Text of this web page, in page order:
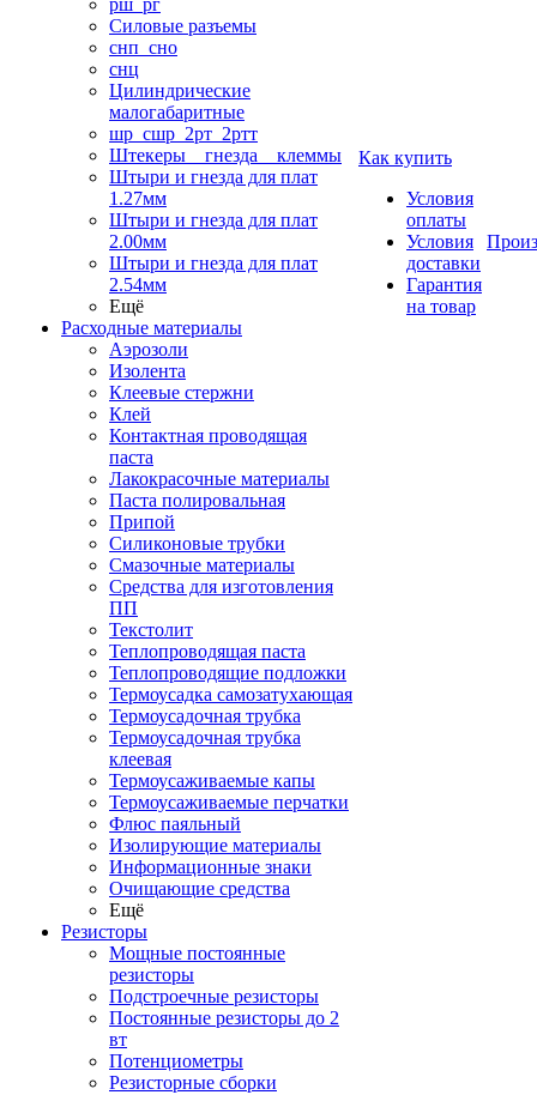
рш_рг
Силовые разъемы
снп_сно
снц
Цилиндрические
малогабаритные
шр_сшр_2рт_2ртт
Штекеры _ гнезда _ клеммы
Штыри и гнезда для плат
1.27мм
Штыри и гнезда для плат
2.00мм
Штыри и гнезда для плат
2.54мм
Ещё
Расходные материалы
Аэрозоли
Изолента
Клеевые стержни
Клей
Контактная проводящая
паста
Лакокрасочные материалы
Паста полировальная
Припой
Силиконовые трубки
Смазочные материалы
Средства для изготовления
ПП
Текстолит
Теплопроводящая паста
Теплопроводящие подложки
Термоусадка самозатухающая
Термоусадочная трубка
Термоусадочная трубка
клеевая
Термоусаживаемые капы
Термоусаживаемые перчатки
Флюс паяльный
Изолирующие материалы
Информационные знаки
Очищающие средства
Ещё
Резисторы
Мощные постоянные
резисторы
Подстроечные резисторы
Постоянные резисторы до 2
вт
Потенциометры
Резисторные сборки
Как купить
Условия
оплаты
Условия
доставки
Гарантия
на товар